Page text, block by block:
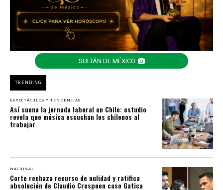
SULTÁN DE MÉXICO
TRENDING
ESPECTÁCULOS Y TENDENCIAS
Así suena la jornada laboral en Chile: estudio
revela que música escuchan los chilenos al
trabajar
NACIONAL
Corte rechaza recurso de nulidad y ratifica
absolución de Claudio Crespoen caso Gatica